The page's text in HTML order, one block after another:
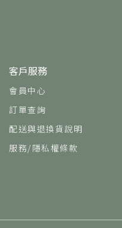
客戶服務
會員中心
訂單查詢
配送與退換貨說明
服務/隱私權條款